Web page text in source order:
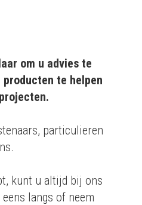
om u advies te
te helpen
particulieren
kunt u altijd bij ons
langs of neem